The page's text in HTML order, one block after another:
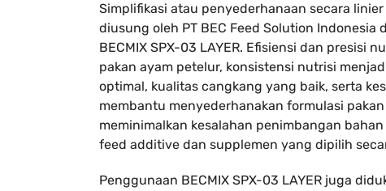
Simplifikasi atau penyederhanaan secara
diusung oleh PT BEC Feed Solution
BECMIX SPX-03 LAYER. Efisiensi dan presisi
pakan ayam petelur, konsistensi nutrisi
optimal, kualitas cangkang yang baik, serta
membantu menyederhanakan formulasi
meminimalkan kesalahan penimbangan
feed additive dan supplemen yang dipilih
Penggunaan BECMIX SPX-03 LAYER juga